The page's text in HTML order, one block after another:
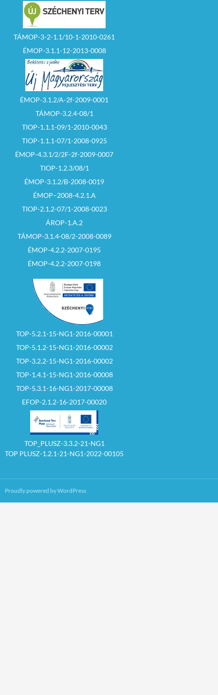
TÁMOP-3-2-1.1/10-1-2010-0261
ÉMOP-3.1.1-12-2013-0008
ÉMOP-3.1.2/A-2f-2009-0001
TÁMOP-3.2.4-08/1
TIOP-1.1.1-09/1-2010-0043
TIOP-1.1.1-07/1-2008-0925
ÉMOP-4.3.1/2/2F-2f-2009-0007
TIOP-1.2.3/08/1
ÉMOP-3.1.2/B-2008-0019
ÉMOP–2008-4.2.1.A
TIOP-2.1.2-07/1-2008-0023
ÁROP-1.A.2
TÁMOP-3.1.4-08/2-2008-0089
ÉMOP-4.2.2-2007-0195
ÉMOP-4.2.2-2007-0198
TOP-5.2.1-15-NG1-2016-00001
TOP-5.1.2-15-NG1-2016-00002
TOP-3.2.2-15-NG1-2016-00002
TOP-1.4.1-15-NG1-2016-00008
TOP-5.3.1-16-NG1-2017-00008
EFOP-2.1.2-16-2017-00020
TOP_PLUSZ-3.3.2-21-NG1
TOP PLUSZ-1.2.1-21-NG1-2022-00105
Proudly powered by WordPress